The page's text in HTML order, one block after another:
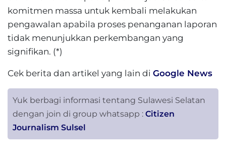
komitmen massa untuk kembali melakukan
pengawalan apabila proses penanganan laporan
tidak menunjukkan perkembangan yang
signifikan. (*)
Cek berita dan artikel yang lain di Google News
Yuk berbagi informasi tentang Sulawesi Selatan
dengan join di group whatsapp : Citizen
Journalism Sulsel